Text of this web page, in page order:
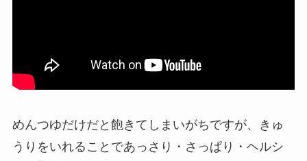
めんつゆだけだと飽きてしまいがちですが、きゅ
うりをいれることであっさり・さっぱり・ヘルシ